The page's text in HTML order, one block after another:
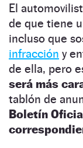
El
de que tiene
incluso que
infracción y
de ella, pero
será más
tablón de
Boletín